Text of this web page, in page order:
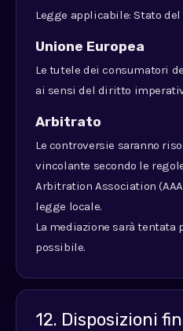
Legge applicabile: Stato del
Unione Europea
Le tutele dei consumatori
ai sensi del diritto
Arbitrato
Le controversie saranno
vincolante secondo le
Arbitration Association
legge locale.
La mediazione sarà tentata
possibile.
12. Disposizioni